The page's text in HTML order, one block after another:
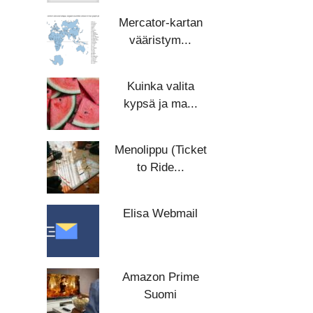
Mercator-kartan
vääristym...
Kuinka valita
kypsä ja ma...
Menolippu (Ticket
to Ride...
Elisa Webmail
Amazon Prime
Suomi